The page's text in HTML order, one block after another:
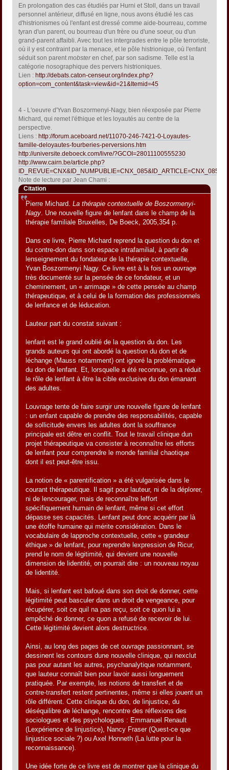
En prolongation des cas étudiés par Hurni et Stoll, dans un travail
personnel antérieur, diffusé en ligne, nous avons étudié les cas
d'histrionismes où l'enfant est dressé comme aide-bourreau, comme
tyran d'un parent, ou bourreau d'un frère ou d'une soeur, ou d'un
grand-parent affaibli. Avec tout les intergrades entre le pôle terroriste,
où il y est contraint par la menace, et le pôle histrionique, où l'enfant
séduit son parentmobsteren chef, par son sadisme. Telle est la
catégorie nosographique des pervers histrioniques.
Lien : http://debats.caton-censeur.org/index.php?
option=com_content&task=view&id=21&Itemid=45
4 - L'oeuvre d'Yvan Boszormenyi-Nagy, bien réexposée par Pierre
Michard, qui remet l'éthique et les loyautés au centre de la
perspective.
Liens : http://forum.aceboard.net/11070-246-7421-0-Loyautes-
famille-deloyautes-fourberies-perversions.htm
http://universite.deboeck.com/livre/?GCOI=28011100555230
http://www.cairn.be/article.php?
Note de lecture par Jean Chami :
Citation
Pierre Michard.La thérapie contextuelle de Boszormenyi-
Nagy. Une nouvelle figure de lenfant dans le champ de la
thérapie familiale Bruxelles, De Boeck, 2005,354 p.
Dans ce livre, Pierre Michard reprend la question du don et
du contre-don dans son espace intrafamilial, à partir de
lenseignement du fondateur de la thérapie contextuelle,
Yvan Boszormenyi Nagy. Ce livre est à la fois un ouvrage
très documenté sur la pensée de ce fondateur, et un
cheminement, un « arrimage » de cette pensée au champ
thérapeutique, et à celui de la formation des professionnels
de lenfance et de léducation.
Lauteur part du constat suivant :
lenfant est le grand oublié de la question du don. Les
grands auteurs qui ont abordé la question du don et de
léchange (Mauss notamment) ont ignoré la problématique
du don de lenfant. Et, lorsquelle a été reconnue, on a réduit
le rôle de lenfant à être la cible exclusive du don émanant
des adultes.
Louvrage tente de faire surgir une nouvelle figure de lenfant
: un enfant capable de prendre des responsabilités, capable
de sollicitude envers les adultes dont la souffrance
principale est dêtre en conflit. Tout le travail clinique dun
projet thérapeutique va consister à reconnaître les efforts
de lenfant pour comprendre le monde familial chaotique
dont il est peut-être issu.
La notion de « parentification » a été vulgarisée dans le
courant thérapeutique. Il sagit pour lauteur, ni de la déplorer,
ni de lencourager, mais de reconnaître leffort
spécifiquement humain de lenfant, même si cet effort
dépasse ses capacités. Lenfant peut donc acquérir par là
une étoffe humaine qui mérite considération. Dans le
vocabulaire de lapproche contextuelle, cette « grandeur
éthique » de lenfant, pour reprendre lexpression de Ricur,
prend le nom de légitimité, qui devient une nouvelle
dimension de lidentité, on pourrait dire : un nouveau noyau
de lidentité.
Mais, si lenfant est bafoué dans son droit de donner, cette
légitimité peut basculer dans un droit de vengeance, pour
récupérer, soit ce quil na pas reçu, soit ce quon lui a
empêché de donner, ce quon a refusé de recevoir de lui.
Cette légitimité devient alors destructrice.
Ainsi, au long des pages de cet ouvrage passionnant, se
dessinent les contours dune nouvelle clinique, qui nexclut
pas pour autant les autres, psychanalytique notamment,
que lauteur connaît bien pour lavoir aussi longuement
pratiquée. Par exemple, les notions de transfert et de
contre-transfert restent pertinentes, même si elles jouent un
rôle différent. Cette clinique du don, de linjustice, du
déséquilibre de léchange, rencontre des réflexions des
sociologues et des psychologues : Emmanuel Renault
(Lexpérience de linjustice), Nancy Fraser (Quest-ce que
linjustice sociale ?) ou Axel Honneth (La lutte pour la
reconnaissance).
Une idée forte de ce livre est de montrer que la clinique du